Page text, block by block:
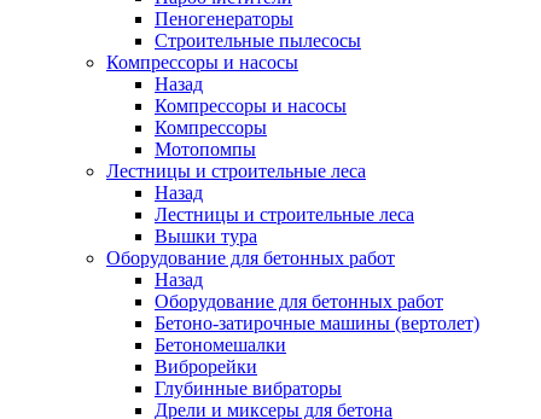
Пеногенераторы
Строительные пылесосы
Компрессоры и насосы
Назад
Компрессоры и насосы
Компрессоры
Мотопомпы
Лестницы и строительные леса
Назад
Лестницы и строительные леса
Вышки тура
Оборудование для бетонных работ
Назад
Оборудование для бетонных работ
Бетоно-затирочные машины (вертолет)
Бетономешалки
Виброрейки
Глубинные вибраторы
Дрели и миксеры для бетона